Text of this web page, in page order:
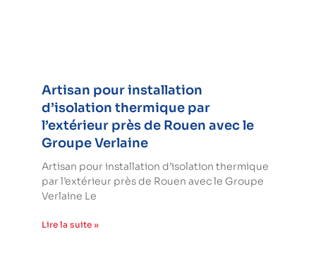
Artisan pour installation
d’isolation thermique par
l’extérieur près de Rouen avec le
Groupe Verlaine
Artisan pour installation d’isolation thermique
par l’extérieur près de Rouen avec le Groupe
Verlaine Le
Lire la suite »